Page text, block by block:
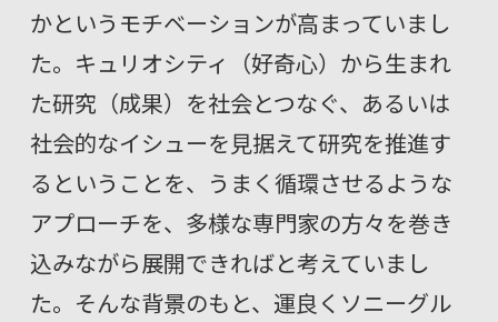
かというモチベーションが高まっていまし
た。キュリオシティ（好奇心）から生まれ
た研究（成果）を社会とつなぐ、あるいは
社会的なイシューを見据えて研究を推進す
るということを、うまく循環させるような
アプローチを、多様な専門家の方々を巻き
込みながら展開できればと考えていまし
た。そんな背景のもと、運良くソニーグル